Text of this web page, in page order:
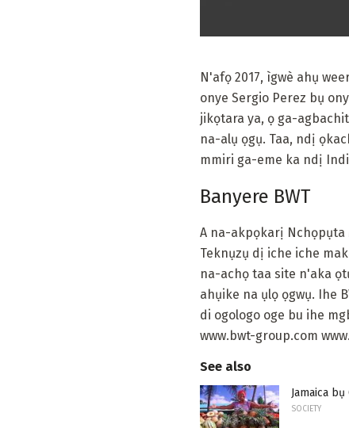
N'afọ 2017, ìgwè ahụ
onye Sergio Perez bụ
jikọtara ya, ọ ga-
na-alụ ọgụ. Taa, ndị
mmiri ga-eme ka ndị
Banyere BWT
A na-akpọkarị Nchọpụta
Teknụzụ dị iche iche
na-achọ taa site n'aka
ahụike na ụlọ ọgwụ. Ihe
di ogologo oge bu ihe
www.bwt-group.com
See also
Jamaica
SOCIETY